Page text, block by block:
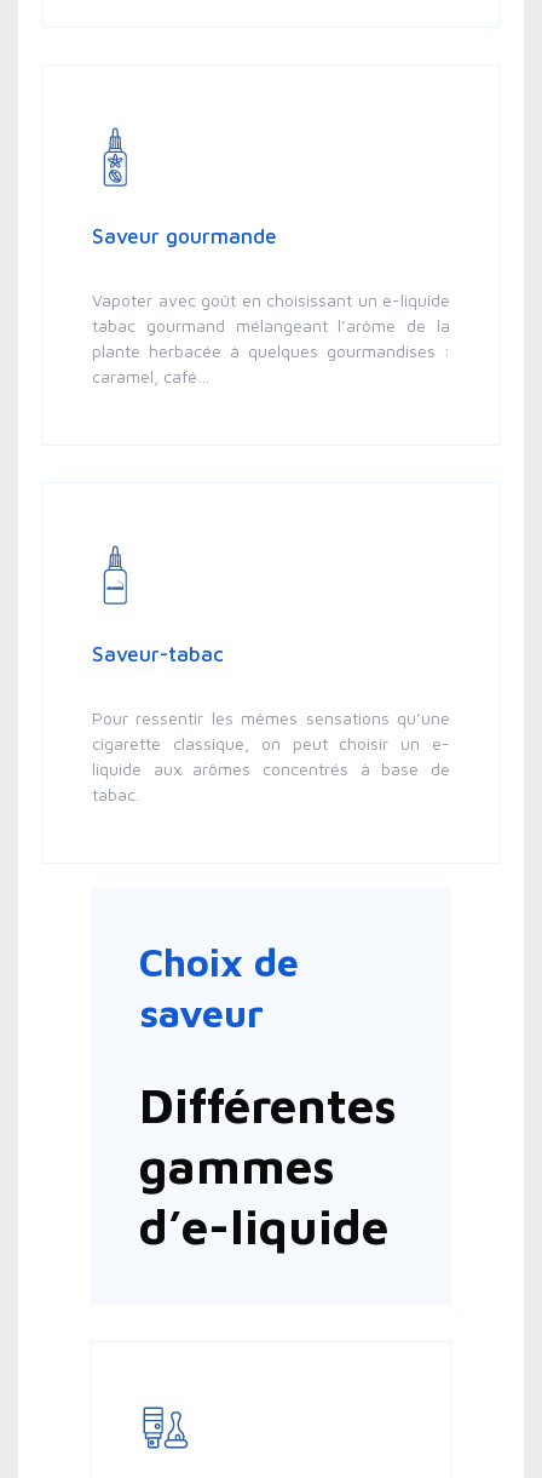
Saveur gourmande
Vapoter avec goût en choisissant un e-liquide
tabac gourmand mélangeant l’arôme de la
plante herbacée à quelques gourmandises :
caramel, café…
Saveur-tabac
Pour ressentir les mêmes sensations qu’une
cigarette classique, on peut choisir un e-
liquide aux arômes concentrés à base de
tabac.
Choix de
saveur
Différentes
gammes
d’e-liquide